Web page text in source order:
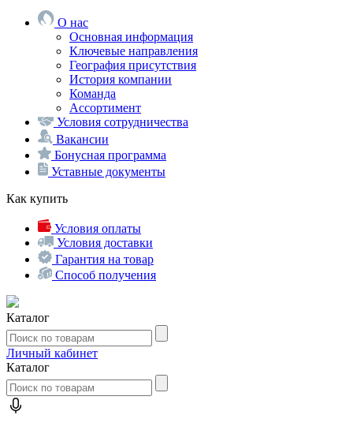
О нас
Основная информация
Ключевые направления
География присутствия
История компании
Команда
Ассортимент
Условия сотрудничества
Вакансии
Бонусная программа
Уставные документы
Как купить
Условия оплаты
Условия доставки
Гарантия на товар
Способ получения
Каталог
Личный кабинет
Каталог